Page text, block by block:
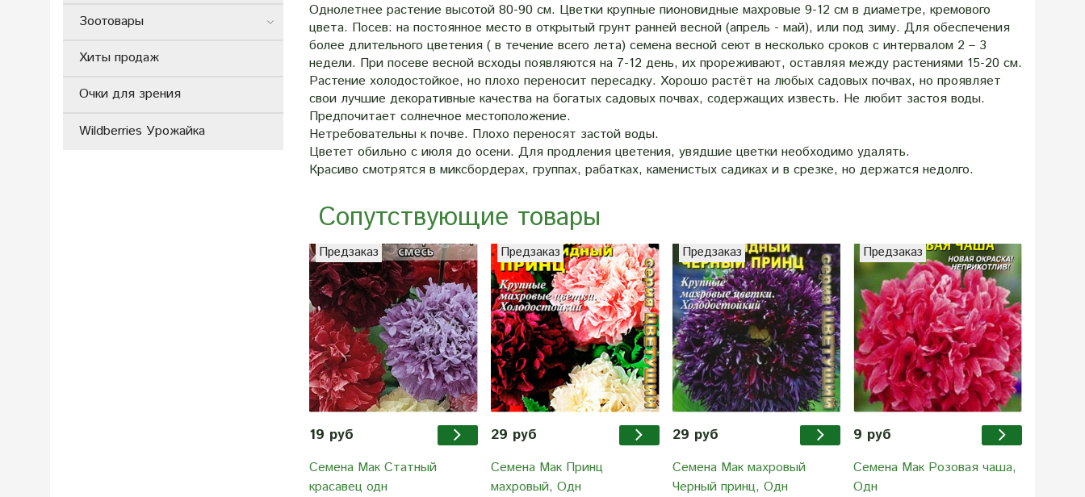
Однолетнее растение высотой 80-90 см. Цветки крупные пионовидные махровые 9-12 см в диаметре, кремового
цвета. Посев: на постоянное место в открытый грунт ранней весной (апрель - май), или под зиму. Для обеспечения
более длительного цветения ( в течение всего лета) семена весной сеют в несколько сроков с интервалом 2 – 3
недели. При посеве весной всходы появляются на 7-12 день, их прореживают, оставляя между растениями 15-20 см.
Растение холодостойкое, но плохо переносит пересадку. Хорошо растёт на любых садовых почвах, но проявляет
свои лучшие декоративные качества на богатых садовых почвах, содержащих известь. Не любит застоя воды.
Предпочитает солнечное местоположение.
Нетребовательны к почве. Плохо переносят застой воды.
Цветет обильно с июля до осени. Для продления цветения, увядшие цветки необходимо удалять.
Красиво смотрятся в миксбордерах, группах, рабатках, каменистых садиках и в срезке, но держатся недолго.
Сопутствующие товары
Предзаказ
19 руб
Семена Мак Статный
красавец одн
Предзаказ
29 руб
Семена Мак Принц
махровый, Одн
Предзаказ
29 руб
Семена Мак махровый
Черный принц, Одн
Предзаказ
9 руб
Семена Мак Розовая чаша,
Одн
Зоотовары
Хиты продаж
Очки для зрения
Wildberries Урожайка